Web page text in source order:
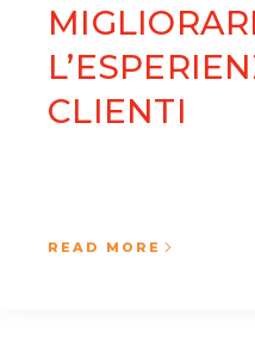
CLIENTI
READ MORE